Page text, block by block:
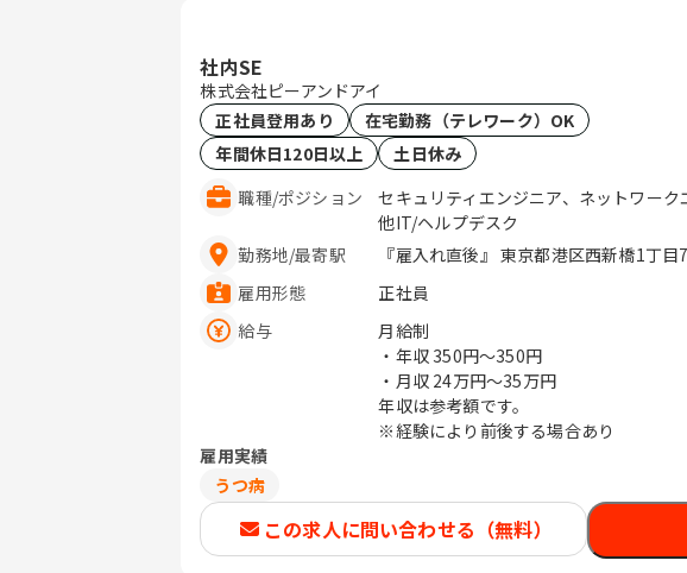
社内SE
株式会社ピーアンドアイ
正社員登用あり
在宅勤務（テレワーク）OK
年間休日120日以上
土日休み
職種/ポジション
セキュリティエンジニア、ネットワー
他IT/ヘルプデスク
勤務地/最寄駅
『雇入れ直後』 東京都港区西新橋1丁
雇用形態
正社員
給与
月給制
・年収 350円〜350円
・月収 24万円〜35万円
年収は参考額です。
※経験により前後する場合あり
雇用実績
うつ病
この求人に問い合わせる（無料）